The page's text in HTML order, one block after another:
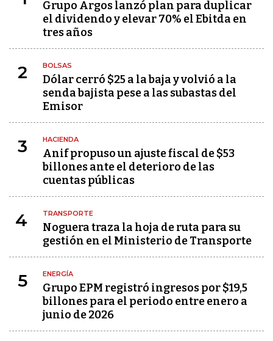
Grupo Argos lanzó plan para duplicar
el dividendo y elevar 70% el Ebitda en
tres años
2 BOLSAS
Dólar cerró $25 a la baja y volvió a la
senda bajista pese a las subastas del
Emisor
3 HACIENDA
Anif propuso un ajuste fiscal de $53
billones ante el deterioro de las
cuentas públicas
4 TRANSPORTE
Noguera traza la hoja de ruta para su
gestión en el Ministerio de Transporte
5 ENERGÍA
Grupo EPM registró ingresos por $19,5
billones para el periodo entre enero a
junio de 2026